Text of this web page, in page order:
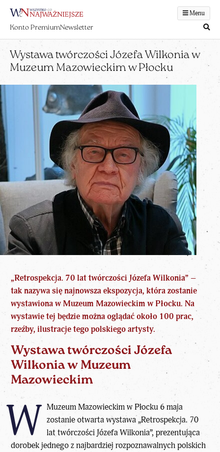
Menu
Konto PremiumNewsletter
Wystawa twórczości Józefa Wilkonia w
Muzeum Mazowieckim w Płocku
„Retrospekcja. 70 lat twórczości Józefa Wilkonia” –
tak nazywa się najnowsza ekspozycja, która zostanie
wystawiona w Muzeum Mazowieckim w Płocku. Na
wystawie tej będzie można oglądać około 100 prac,
rzeźby, ilustracje tego polskiego artysty.
Wystawa twórczości Józefa
Wilkonia w Muzeum
Mazowieckim
W Muzeum Mazowieckim w Płocku 6 maja
zostanie otwarta wystawa „Retrospekcja. 70
lat twórczości Józefa Wilkonia”, prezentująca
dorobek jednego z najbardziej rozpoznawalnych polskich